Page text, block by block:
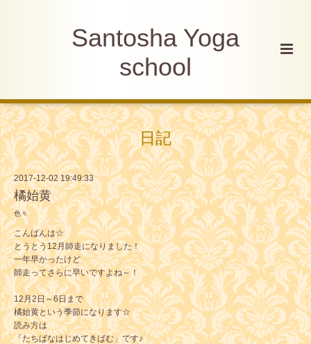
Santosha Yoga
school
日記
2017-12-02 19:49:33
橘始黄
色々
こんばんは☆
とうとう12月師走になりました！
一年早かったけど
師走ってさらに早いですよね～！
12月2日～6日まで
橘始黄という季節になります☆
読み方は
「たちばなはじめてきばむ」です♪